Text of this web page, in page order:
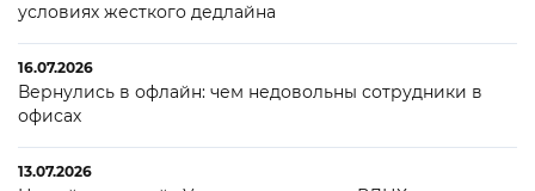
условиях жесткого дедлайна
16.07.2026
Вернулись в офлайн: чем недовольны сотрудники в
офисах
13.07.2026